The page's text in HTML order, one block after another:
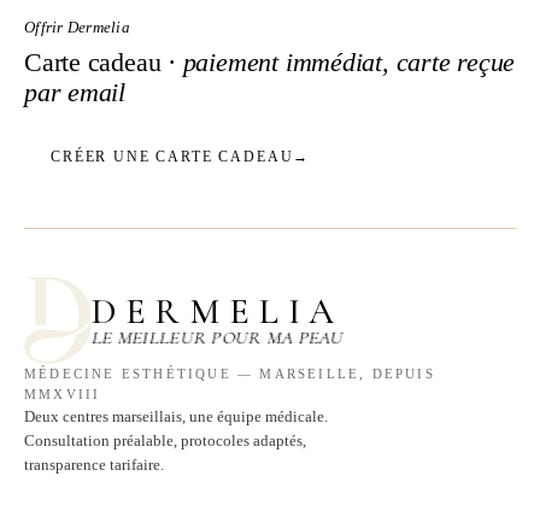
Offrir Dermelia
Carte cadeau · paiement immédiat, carte reçue
par email
CRÉER UNE CARTE CADEAU →
DERMELIA
LE MEILLEUR POUR MA PEAU
MÉDECINE ESTHÉTIQUE — MARSEILLE, DEPUIS
MMXVIII
Deux centres marseillais, une équipe médicale.
Consultation préalable, protocoles adaptés,
transparence tarifaire.